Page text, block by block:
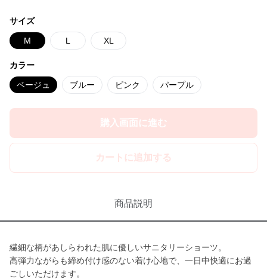
サイズ
M L XL
カラー
ベージュ ブルー ピンク パープル
購入画面に進む
カートに追加する
商品説明
繊細な柄があしらわれた肌に優しいサニタリーショーツ。
高弾力ながらも締め付け感のない着け心地で、一日中快適にお過
ごしいただけます。